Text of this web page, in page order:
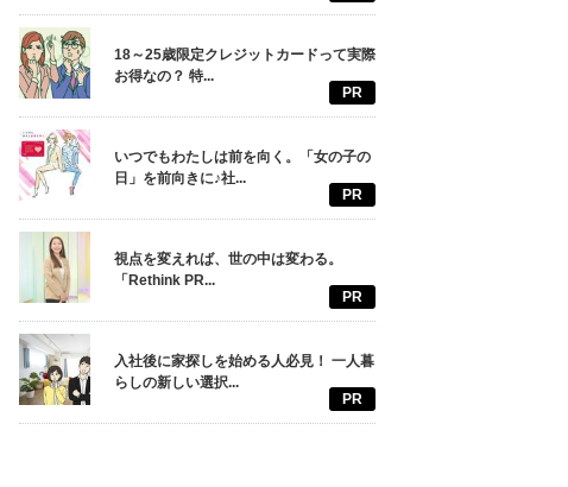
18～25歳限定クレジットカードって実際
お得なの？ 特...
PR
いつでもわたしは前を向く。「女の子の
日」を前向きに♪社...
PR
視点を変えれば、世の中は変わる。
「Rethink PR...
PR
入社後に家探しを始める人必見！ 一人暮
らしの新しい選択...
PR